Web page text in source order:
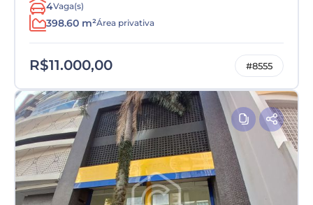
4Vaga(s)
398.60 m²Área privativa
R$11.000,00 #8555